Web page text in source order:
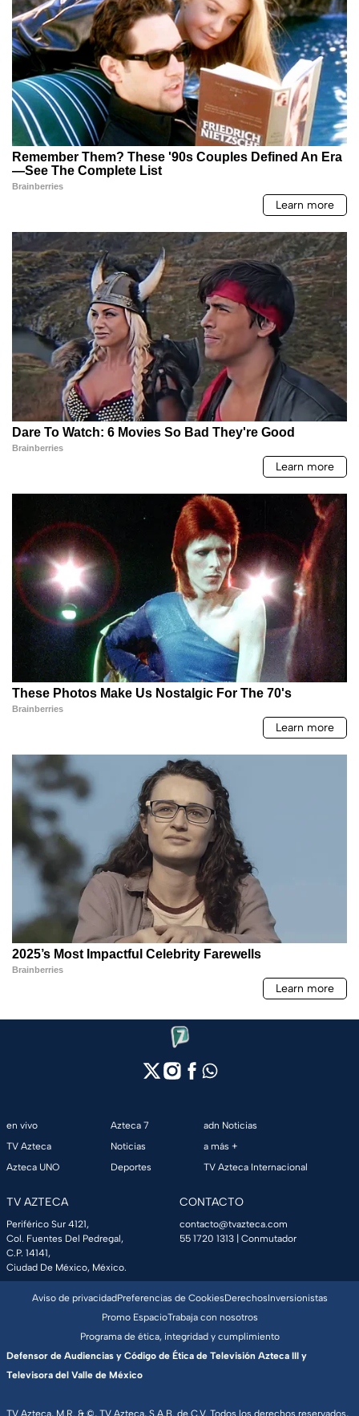
en vivo
TV Azteca
Azteca UNO
Azteca 7
Noticias
Deportes
adn Noticias
a más +
TV Azteca Internacional
TV AZTECA
Periférico Sur 4121,
Col. Fuentes Del Pedregal,
C.P. 14141,
Ciudad De México, México.
CONTACTO
contacto@tvazteca.com
55 1720 1313 | Conmutador
TV Azteca, M.R. & ©, TV Azteca, S.A.B. de C.V. Todos los derechos reservados,
Aviso de privacidadPreferencias de CookiesDerechosInversionistas
Promo EspacioTrabaja con nosotros
Programa de ética, integridad y cumplimiento
Defensor de Audiencias y Código de Ética de Televisión Azteca III y
Televisora del Valle de México